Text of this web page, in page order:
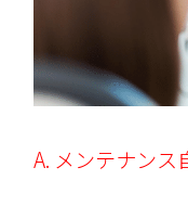
A. メンテナンス